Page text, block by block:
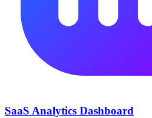
SaaS Analytics Dashboard